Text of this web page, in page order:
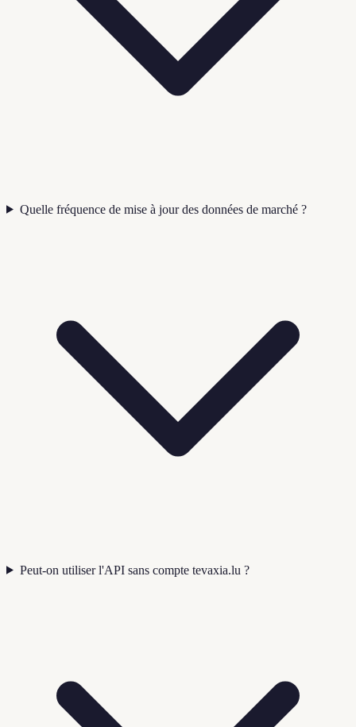
Quelle fréquence de mise à jour des données de marché ?
Peut-on utiliser l'API sans compte tevaxia.lu ?